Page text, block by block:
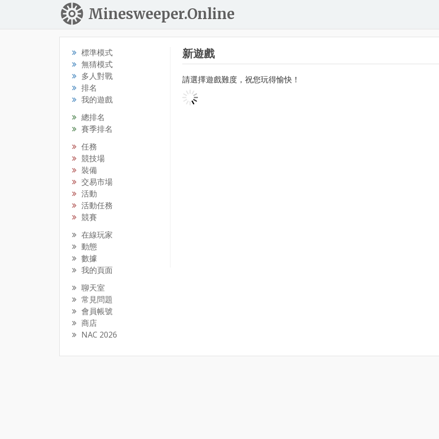
Minesweeper.Online
標準模式
無猜模式
多人對戰
排名
我的遊戲
總排名
賽季排名
任務
競技場
裝備
交易市場
活動
活動任務
競賽
在線玩家
動態
數據
我的頁面
聊天室
常見問題
會員帳號
商店
NAC 2026
新遊戲
請選擇遊戲難度，祝您玩得愉快！